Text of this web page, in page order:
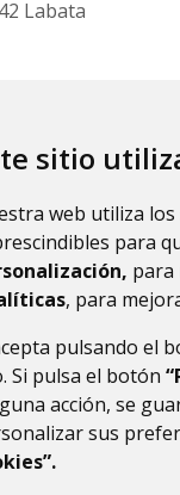
sitio
web utiliza
para
para
, para
pulsando el
Si pulsa el botón
acción, se
sus
Labata
de Guara"
Casbas de
Casbas de